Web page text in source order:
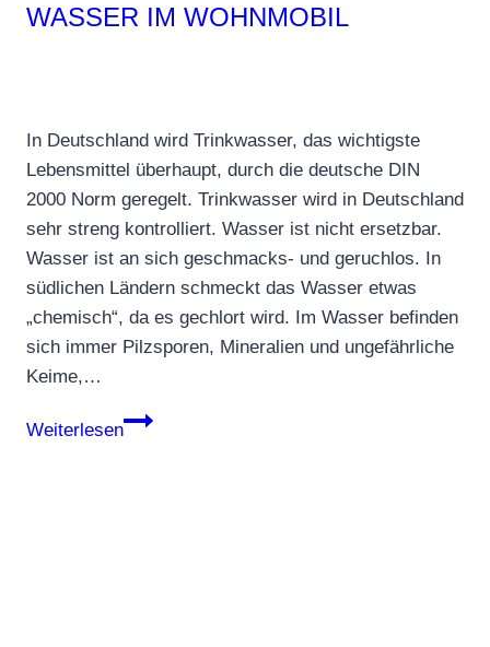
WASSER IM WOHNMOBIL
In Deutschland wird Trinkwasser, das wichtigste
Lebensmittel überhaupt, durch die deutsche DIN
2000 Norm geregelt. Trinkwasser wird in Deutschland
sehr streng kontrolliert. Wasser ist nicht ersetzbar.
Wasser ist an sich geschmacks- und geruchlos. In
südlichen Ländern schmeckt das Wasser etwas
„chemisch“, da es gechlort wird. Im Wasser befinden
sich immer Pilzsporen, Mineralien und ungefährliche
Keime,…
Weiterlesen
Die